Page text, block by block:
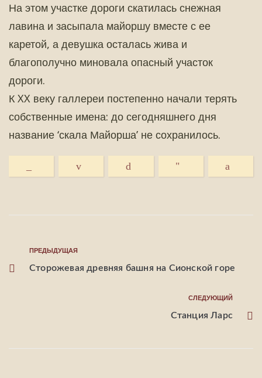
На этом участке дороги скатилась снежная
лавина и засыпала майоршу вместе с ее
каретой, а девушка осталась жива и
благополучно миновала опасный участок
дороги.
К XX веку галлереи постепенно начали терять
собственные имена: до сегодняшнего дня
название ‘скала Майорша’ не сохранилось.
ПРЕДЫДУЩАЯ
Сторожевая древняя башня на Сионской горе
СЛЕДУЮЩИЙ
Станция Ларс